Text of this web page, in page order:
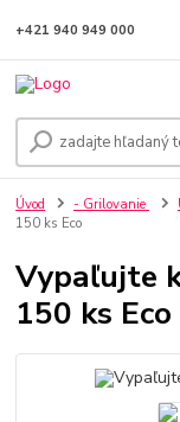
+421 940 949 000
Úvod - Grilovanie
150 ks Eco
Vypaľujte
150 ks Eco